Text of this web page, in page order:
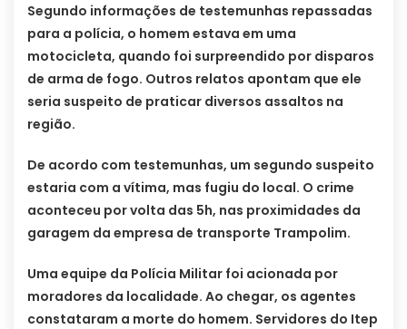
Segundo informações de testemunhas repassadas
para a polícia, o homem estava em uma
motocicleta, quando foi surpreendido por disparos
de arma de fogo. Outros relatos apontam que ele
seria suspeito de praticar diversos assaltos na
região.
De acordo com testemunhas, um segundo suspeito
estaria com a vítima, mas fugiu do local. O crime
aconteceu por volta das 5h, nas proximidades da
garagem da empresa de transporte Trampolim.
Uma equipe da Polícia Militar foi acionada por
moradores da localidade. Ao chegar, os agentes
constataram a morte do homem. Servidores do Itep